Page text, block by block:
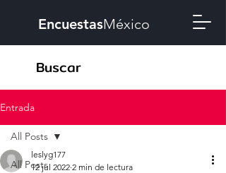
EncuestasMéxico
Entrada
All Posts
All Posts
leslyg177
12 jul 2022 2 min de lectura